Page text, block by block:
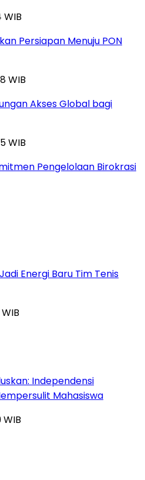
WIB
Persiapan Menuju PON
WIB
Akses Global bagi
WIB
Pengelolaan Birokrasi
Energi Baru Tim Tenis
Independensi
Mahasiswa
WIB